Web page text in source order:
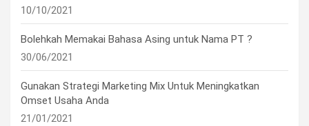
10/10/2021
Bolehkah Memakai Bahasa Asing untuk Nama PT ?
30/06/2021
Gunakan Strategi Marketing Mix Untuk Meningkatkan
Omset Usaha Anda
21/01/2021